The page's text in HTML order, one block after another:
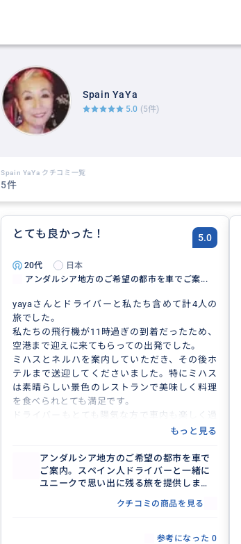
Spain YaYa
5.0 (5件)
Spain YaYa クチコミ一覧
5件
とても良かった！ 5.0
20代
日本
アンダルシア地方のご希望の都市を車でご案...
yayaさんとドライバーと私たち含めて計4人の
旅でした。
私たちの飛行機が11時過ぎの到着だったため、
空港まで迎えに来てもらっての出発でした。
ミハスとネルハを案内していただき、その後ホ
テルまで送迎してくださいました。特にミハス
は素晴らしい景色のレストランで美味しく料理
を食べられとても満足です。
ドライバーもとても陽気な方で車内も楽しく過
もっと見る
アンダルシア地方のご希望の都市を車で
ご案内。スペイン人ドライバーと一緒に
ユニークで思い出に残る旅を提供しま
クチコミの商品を見る
参考になった 0